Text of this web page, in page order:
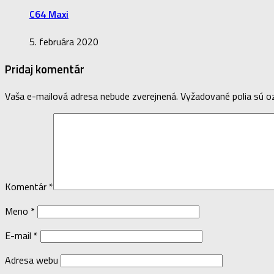
C64 Maxi
5. februára 2020
Pridaj komentár
Vaša e-mailová adresa nebude zverejnená. Vyžadované polia sú
Komentár *
Meno *
E-mail *
Adresa webu